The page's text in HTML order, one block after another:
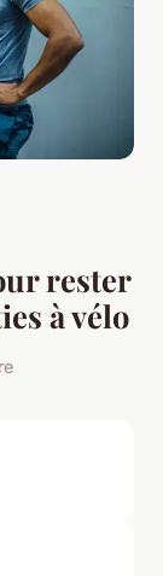
rester
à vélo